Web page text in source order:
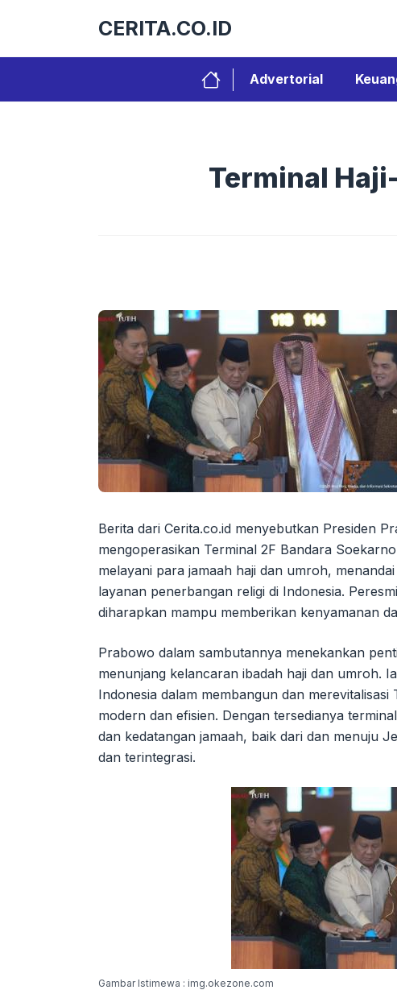
CERITA.CO.ID
Advertorial
Terminal
Berita dari Cerita.co.id menyebutkan Presiden
mengoperasikan Terminal 2F Bandara
melayani para jamaah haji dan umroh,
layanan penerbangan religi di Indonesia.
diharapkan mampu memberikan kenyamanan
Prabowo dalam sambutannya menekankan
menunjang kelancaran ibadah haji dan umroh.
Indonesia dalam membangun dan
modern dan efisien. Dengan tersedianya
dan kedatangan jamaah, baik dari dan menuju
dan terintegrasi.
Gambar Istimewa : img.okezone.com